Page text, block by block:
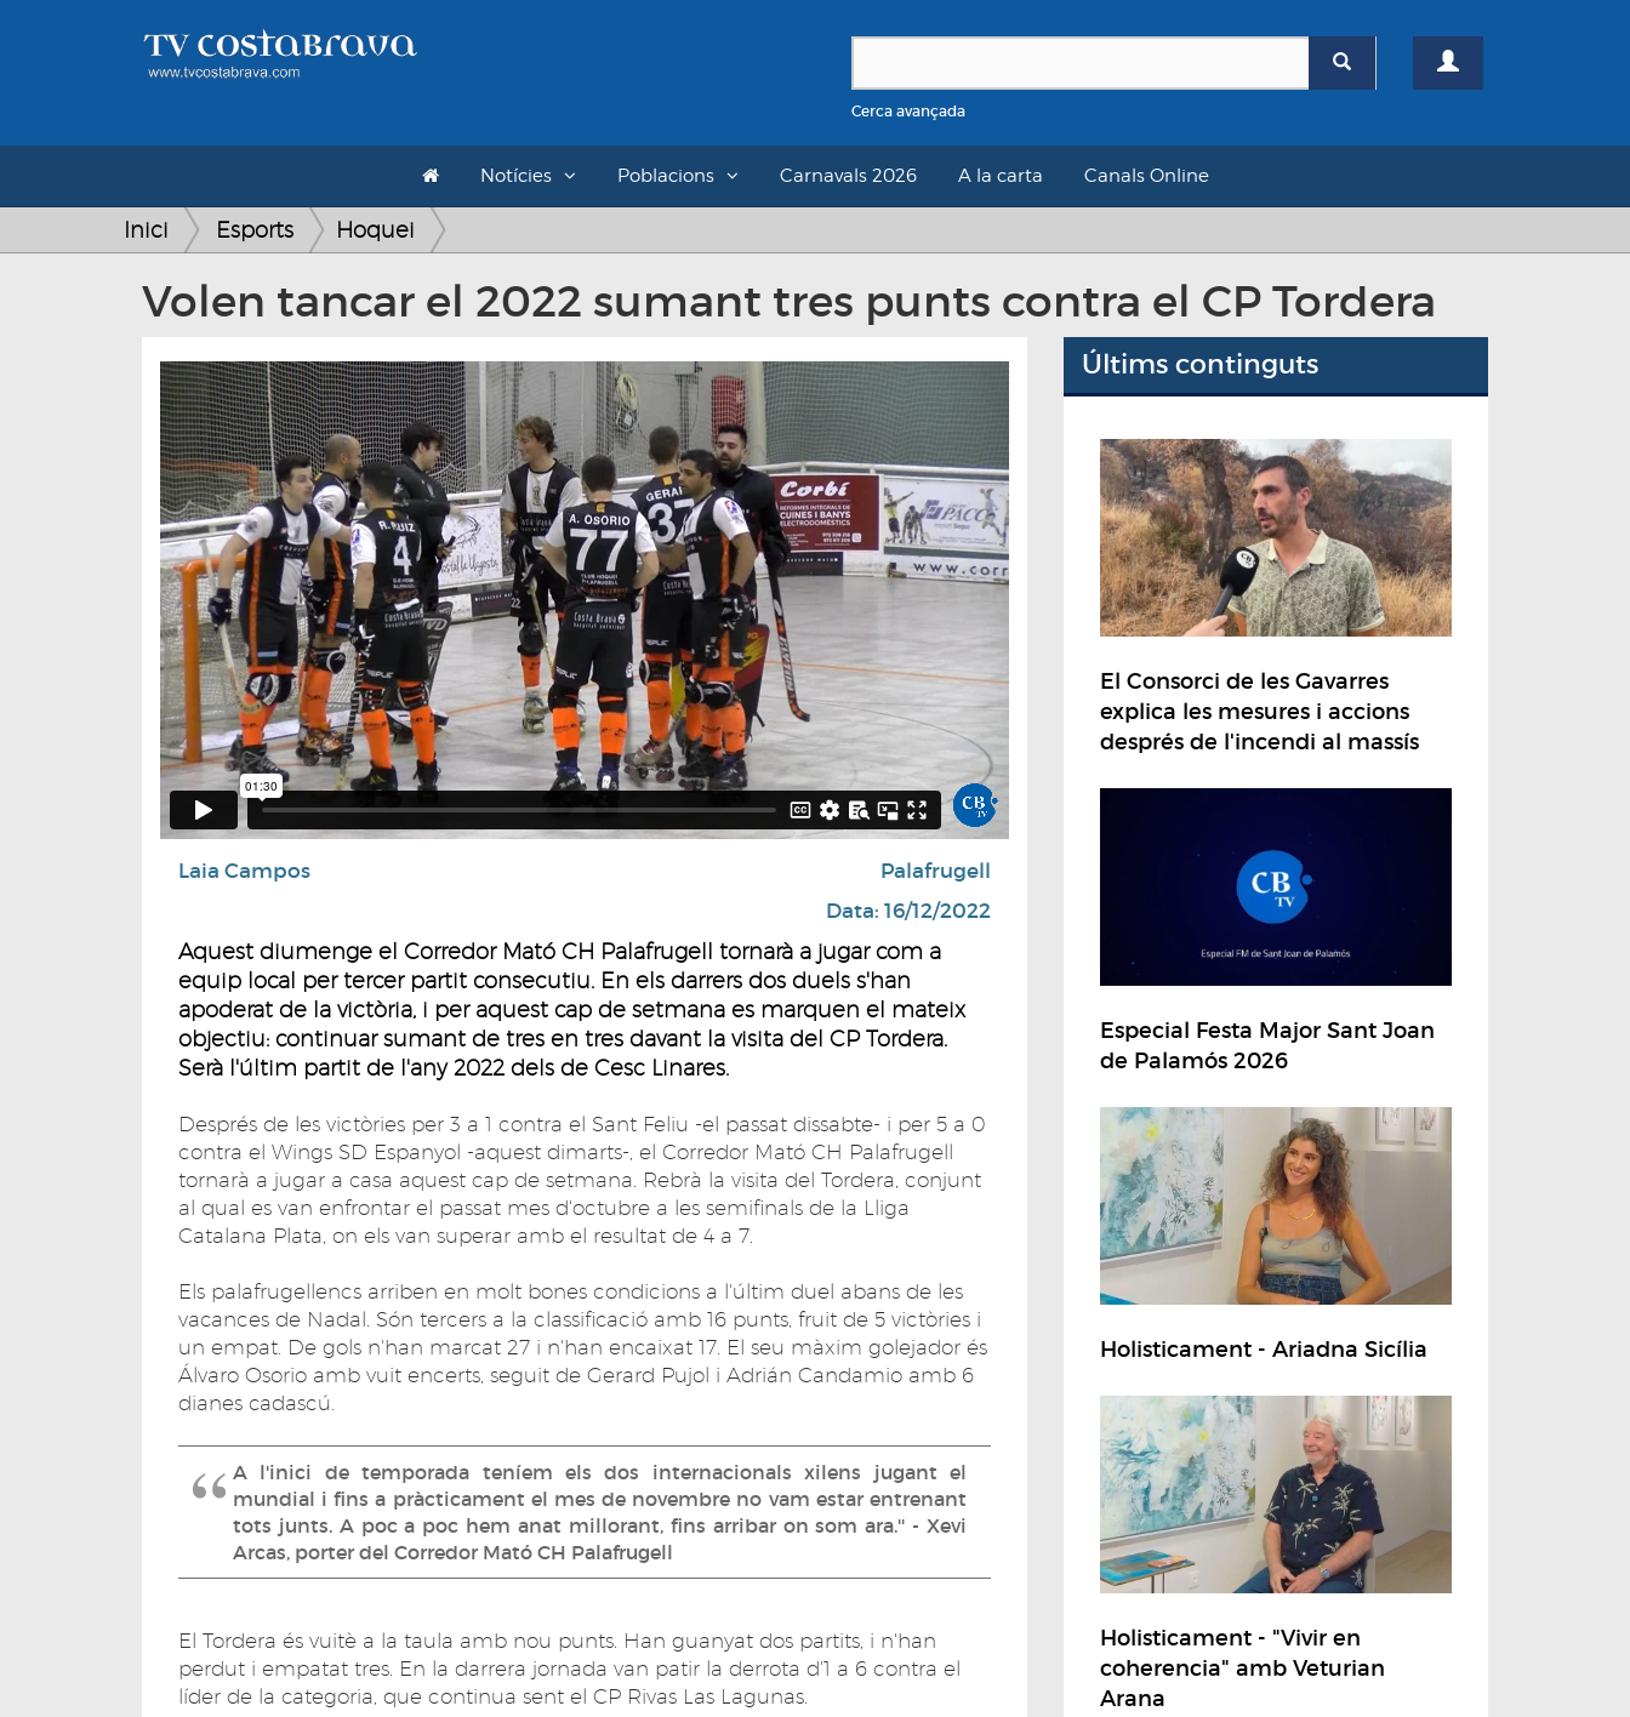
Cerca avançada
Notícies Poblacions Carnavals 2026 A la carta Canals Online
Inici Esports Hoquei
Volen tancar el 2022 sumant tres punts contra el CP Tordera
Laia Campos
Palafrugell
Data: 16/12/2022
Aquest diumenge el Corredor Mató CH Palafrugell tornarà a jugar com a
equip local per tercer partit consecutiu. En els darrers dos duels s'han
apoderat de la victòria, i per aquest cap de setmana es marquen el mateix
objectiu: continuar sumant de tres en tres davant la visita del CP Tordera.
Serà l'últim partit de l'any 2022 dels de Cesc Linares.
Després de les victòries per 3 a 1 contra el Sant Feliu -el passat dissabte- i per 5 a 0
contra el Wings SD Espanyol -aquest dimarts-, el Corredor Mató CH Palafrugell
tornarà a jugar a casa aquest cap de setmana. Rebrà la visita del Tordera, conjunt
al qual es van enfrontar el passat mes d'octubre a les semifinals de la Lliga
Catalana Plata, on els van superar amb el resultat de 4 a 7.
Els palafrugellencs arriben en molt bones condicions a l'últim duel abans de les
vacances de Nadal. Són tercers a la classificació amb 16 punts, fruit de 5 victòries i
un empat. De gols n'han marcat 27 i n'han encaixat 17. El seu màxim golejador és
Álvaro Osorio amb vuit encerts, seguit de Gerard Pujol i Adrián Candamio amb 6
dianes cadascú.
A l'inici de temporada teníem els dos internacionals xilens jugant el
mundial i fins a pràcticament el mes de novembre no vam estar entrenant
tots junts. A poc a poc hem anat millorant, fins arribar on som ara.'' - Xevi
Arcas, porter del Corredor Mató CH Palafrugell
El Tordera és vuitè a la taula amb nou punts. Han guanyat dos partits, i n'han
perdut i empatat tres. En la darrera jornada van patir la derrota d'1 a 6 contra el
líder de la categoria, que continua sent el CP Rivas Las Lagunas.
Últims continguts
El Consorci de les Gavarres
explica les mesures i accions
després de l'incendi al massís
Especial Festa Major Sant Joan
de Palamós 2026
Holisticament - Ariadna Sicília
Holisticament - "Vivir en
coherencia" amb Veturian
Arana